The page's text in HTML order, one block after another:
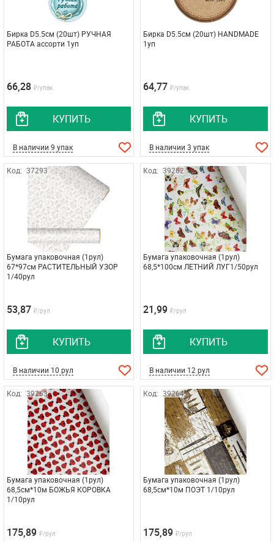
Бирка D5.5см (20шт) РУЧНАЯ
РАБОТА ассорти 1уп
66,28 ₽/упак
КУПИТЬ
В наличии 9 упак
Бирка D5.5см (20шт) HANDMADE
1уп
64,77 ₽/упак
КУПИТЬ
В наличии 3 упак
Код: 37293
Бумага упаковочная (1рул)
67*97см РАСТИТЕЛЬНЫЙ УЗОР
1/40рул
53,87 ₽/рул
КУПИТЬ
В наличии 10 рул
Код: 39262
Бумага упаковочная (1рул)
68,5*100см ЛЕТНИЙ ЛУГ1/50рул
21,99 ₽/рул
КУПИТЬ
В наличии 12 рул
Код: 39263
Бумага упаковочная (1рул)
68,5см*10м БОЖЬЯ КОРОВКА
1/10рул
175,89 ₽/рул
Код: 39264
Бумага упаковочная (1рул)
68,5см*10м ПОЭТ 1/10рул
175,89 ₽/рул